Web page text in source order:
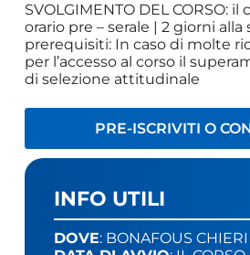
SVOLGIMENTO DEL CORSO: il
orario pre – serale | 2 giorni
prerequisiti: In caso di molte
per l’accesso al corso il
di selezione attitudinale
PRE-ISCRIVITI O
INFO UTILI
DOVE: BONAFOUS CHIERI